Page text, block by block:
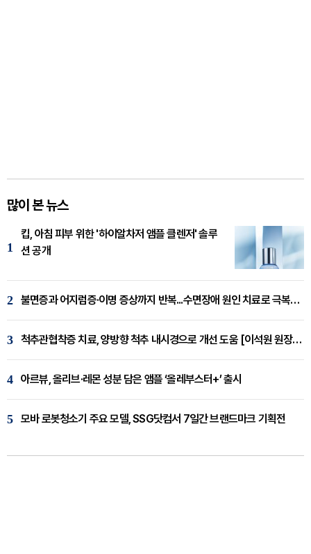
많이 본 뉴스
1
킵, 아침 피부 위한 '하이알차저 앰플 클렌저' 솔루
션 공개
2 불면증과 어지럼증·이명 증상까지 반복...수면장애 원인 치료로 극복해야
3 척추관협착증 치료, 양방향 척추 내시경으로 개선 도움 [이석원 원장 칼럼]
4 아르뷰, 올리브·레몬 성분 담은 앰플 ‘올레부스터+’ 출시
5 모바 로봇청소기 주요 모델, SSG닷컴서 7일간 브랜드마크 기획전